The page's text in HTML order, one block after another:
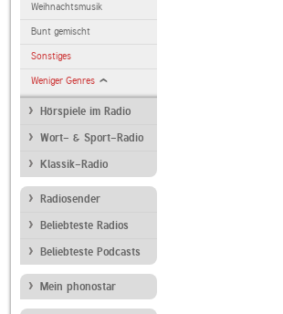
Weihnachtsmusik
Bunt gemischt
Sonstiges
Weniger Genres
Hörspiele im Radio
Wort- & Sport-Radio
Klassik-Radio
Radiosender
Beliebteste Radios
Beliebteste Podcasts
Mein phonostar